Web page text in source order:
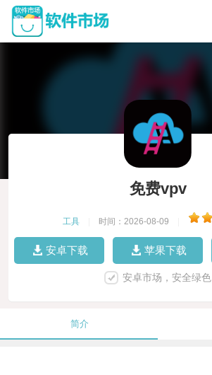
免费vpv
工具 时间：2026-08-09
安卓下载 苹果下载
安卓市场，安全绿色
简介